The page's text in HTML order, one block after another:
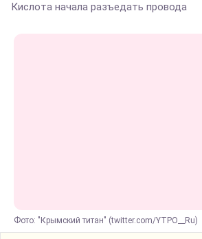
Кислота начала разъедать провода
Фото: "Крымский титан" (twitter.com/YTPO__Ru)